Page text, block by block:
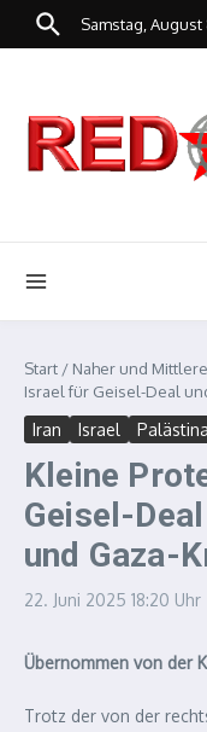
Zum Inhalt springen
Samstag, August
Start / Naher und
Israel für Geisel-Deal
Iran Israel Palästina
Kleine
Geisel-
und Gaza-
22. Juni 2025 18:20 Uhr
Übernommen von der
Trotz der von der